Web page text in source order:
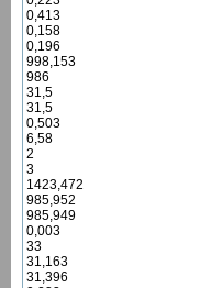
0,413
0,158
0,196
998,153
986
31,5
31,5
0,503
6,58
2
3
1423,472
985,952
985,949
0,003
33
31,163
31,396